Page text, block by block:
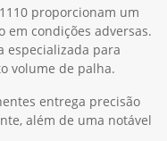
os desafios e
proporcionam um
em condições adversas.
especializada para